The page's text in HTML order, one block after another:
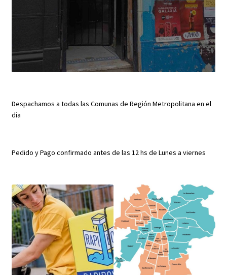
Despachamos a todas las Comunas de Región Metropolitana en el
dia
Pedido y Pago confirmado antes de las 12 hs de Lunes a viernes